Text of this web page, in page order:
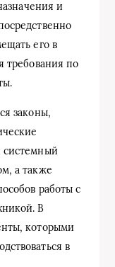
и
его в
требования по
законы,
системный
а также
работы с
В
которыми
в